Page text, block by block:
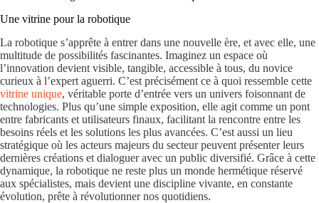
Une vitrine pour la robotique
La robotique s’apprête à entrer dans une nouvelle ère, et avec elle, une
multitude de possibilités fascinantes. Imaginez un espace où
l’innovation devient visible, tangible, accessible à tous, du novice
curieux à l’expert aguerri. C’est précisément ce à quoi ressemble cette
vitrine unique, véritable porte d’entrée vers un univers foisonnant de
technologies. Plus qu’une simple exposition, elle agit comme un pont
entre fabricants et utilisateurs finaux, facilitant la rencontre entre les
besoins réels et les solutions les plus avancées. C’est aussi un lieu
stratégique où les acteurs majeurs du secteur peuvent présenter leurs
dernières créations et dialoguer avec un public diversifié. Grâce à cette
dynamique, la robotique ne reste plus un monde hermétique réservé
aux spécialistes, mais devient une discipline vivante, en constante
évolution, prête à révolutionner nos quotidiens.